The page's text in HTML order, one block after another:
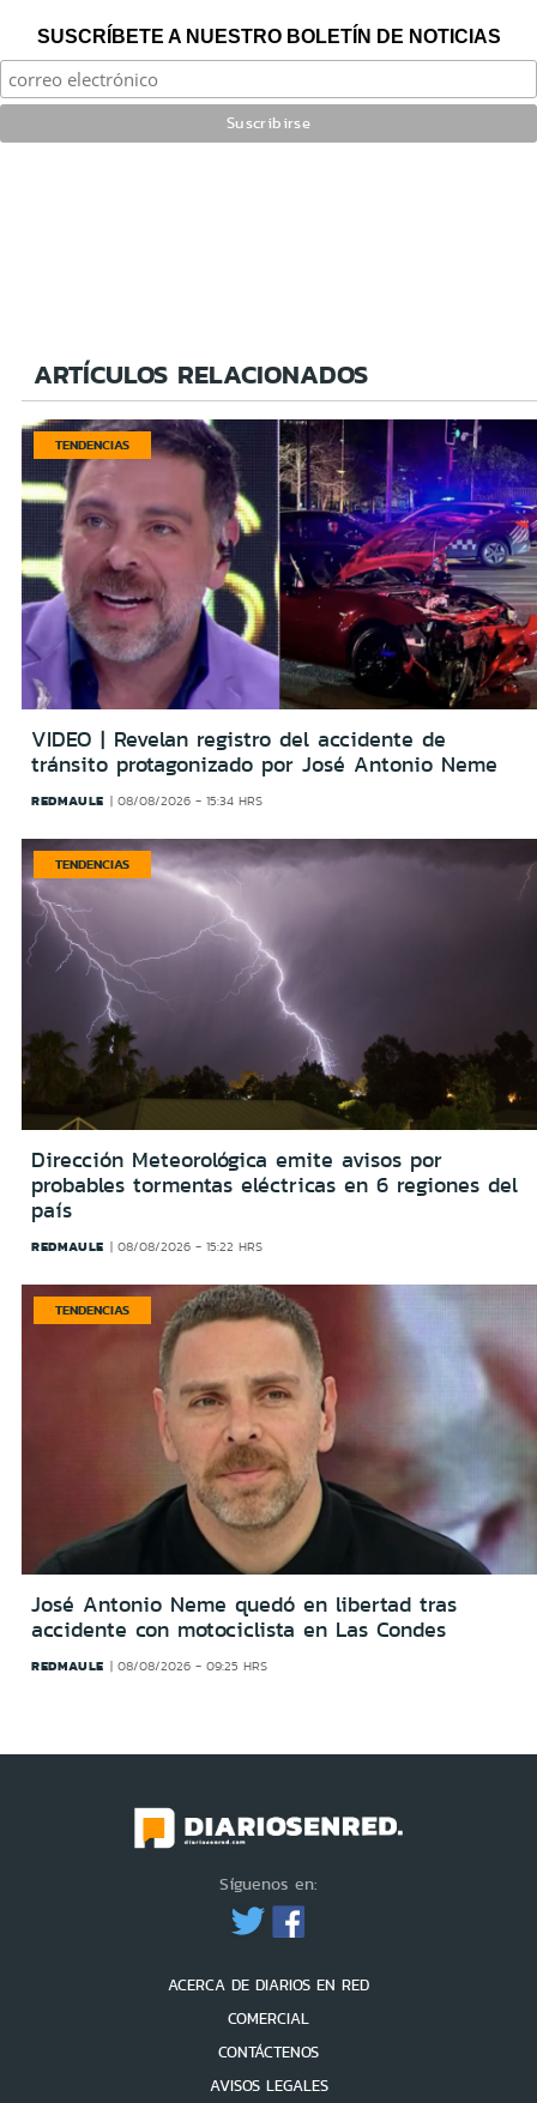
SUSCRÍBETE A NUESTRO BOLETÍN DE NOTICIAS
ARTÍCULOS RELACIONADOS
TENDENCIAS
VIDEO | Revelan registro del accidente de
tránsito protagonizado por José Antonio Neme
REDMAULE 08/08/2026 - 15:34 HRS
TENDENCIAS
Dirección Meteorológica emite avisos por
probables tormentas eléctricas en 6 regiones del
país
REDMAULE 08/08/2026 - 15:22 HRS
TENDENCIAS
José Antonio Neme quedó en libertad tras
accidente con motociclista en Las Condes
REDMAULE 08/08/2026 - 09:25 HRS
Síguenos en:
ACERCA DE DIARIOS EN RED
COMERCIAL
CONTÁCTENOS
AVISOS LEGALES